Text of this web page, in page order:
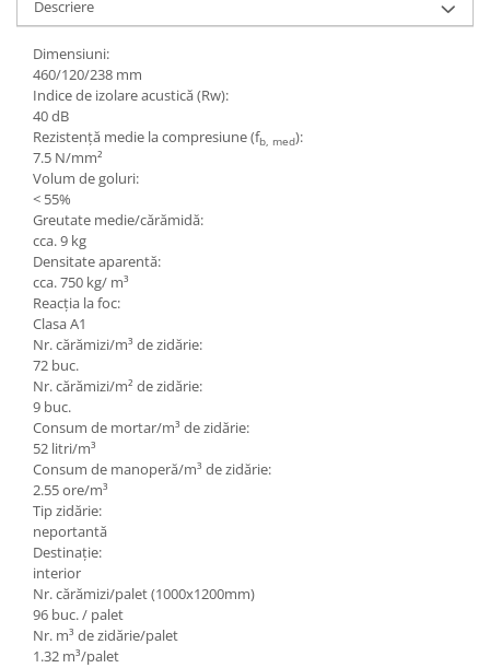
Gresie
Piatra decorativa
Accesorii distribuitoare
Acoperis
Accesorii tigla/tabla
Tabla cutata
Tigla ceramica
Tigla metalica
Amenajari interioare
BCA
Boltari din beton
Caramida
Caramida aparenta
Caramida Porotherm
Cărămidă Brikston
Cărămidă Cemacon
Electrocasnice
Elemente pentru gradina
Fier Beton
Pavele si borduri din piatra Andezit
Albini
Descriere
Dimensiuni:
460/120/238 mm
Indice de izolare acustică (Rw):
40 dB
Rezistență medie la compresiune (fb, med):
7.5 N/mm²
Volum de goluri:
< 55%
Greutate medie/cărămidă:
cca. 9 kg
Densitate aparentă:
cca. 750 kg/ m³
Reacția la foc:
Clasa A1
Nr. cărămizi/m³ de zidărie:
72 buc.
Nr. cărămizi/m² de zidărie:
9 buc.
Consum de mortar/m³ de zidărie:
52 litri/m³
Consum de manoperă/m³ de zidărie:
2.55 ore/m³
Tip zidărie:
neportantă
Destinație:
interior
Nr. cărămizi/palet (1000x1200mm)
96 buc. / palet
Nr. m³ de zidărie/palet
1.32 m³/palet